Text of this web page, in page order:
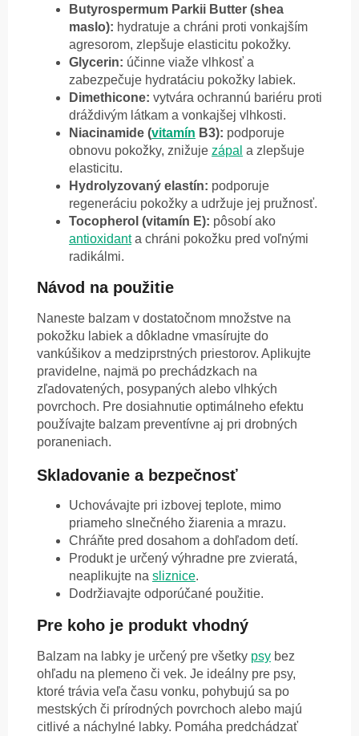
Butyrospermum Parkii Butter (shea
maslo): hydratuje a chráni proti vonkajším
agresorom, zlepšuje elasticitu pokožky.
Glycerin: účinne viaže vlhkosť a
zabezpečuje hydratáciu pokožky labiek.
Dimethicone: vytvára ochrannú bariéru proti
dráždivým látkam a vonkajšej vlhkosti.
Niacinamide (vitamín B3): podporuje
obnovu pokožky, znižuje zápal a zlepšuje
elasticitu.
Hydrolyzovaný elastín: podporuje
regeneráciu pokožky a udržuje jej pružnosť.
Tocopherol (vitamín E): pôsobí ako
antioxidanta chráni pokožku pred voľnými
radikálmi.
Návod na použitie
Naneste balzam v dostatočnom množstve na
pokožku labiek a dôkladne vmasírujte do
vankúšikov a medziprstných priestorov. Aplikujte
pravidelne, najmä po prechádzkach na
zľadovatených, posypaných alebo vlhkých
povrchoch. Pre dosiahnutie optimálneho efektu
používajte balzam preventívne aj pri drobných
poraneniach.
Skladovanie a bezpečnosť
Uchovávajte pri izbovej teplote, mimo
priameho slnečného žiarenia a mrazu.
Chráňte pred dosahom a dohľadom detí.
Produkt je určený výhradne pre zvieratá,
neaplikujte na sliznice.
Dodržiavajte odporúčané použitie.
Pre koho je produkt vhodný
Balzam na labky je určený pre všetky psy bez
ohľadu na plemeno či vek. Je ideálny pre psy,
ktoré trávia veľa času vonku, pohybujú sa po
mestských či prírodných povrchoch alebo majú
citlivé a náchylné labky. Pomáha predchádzať